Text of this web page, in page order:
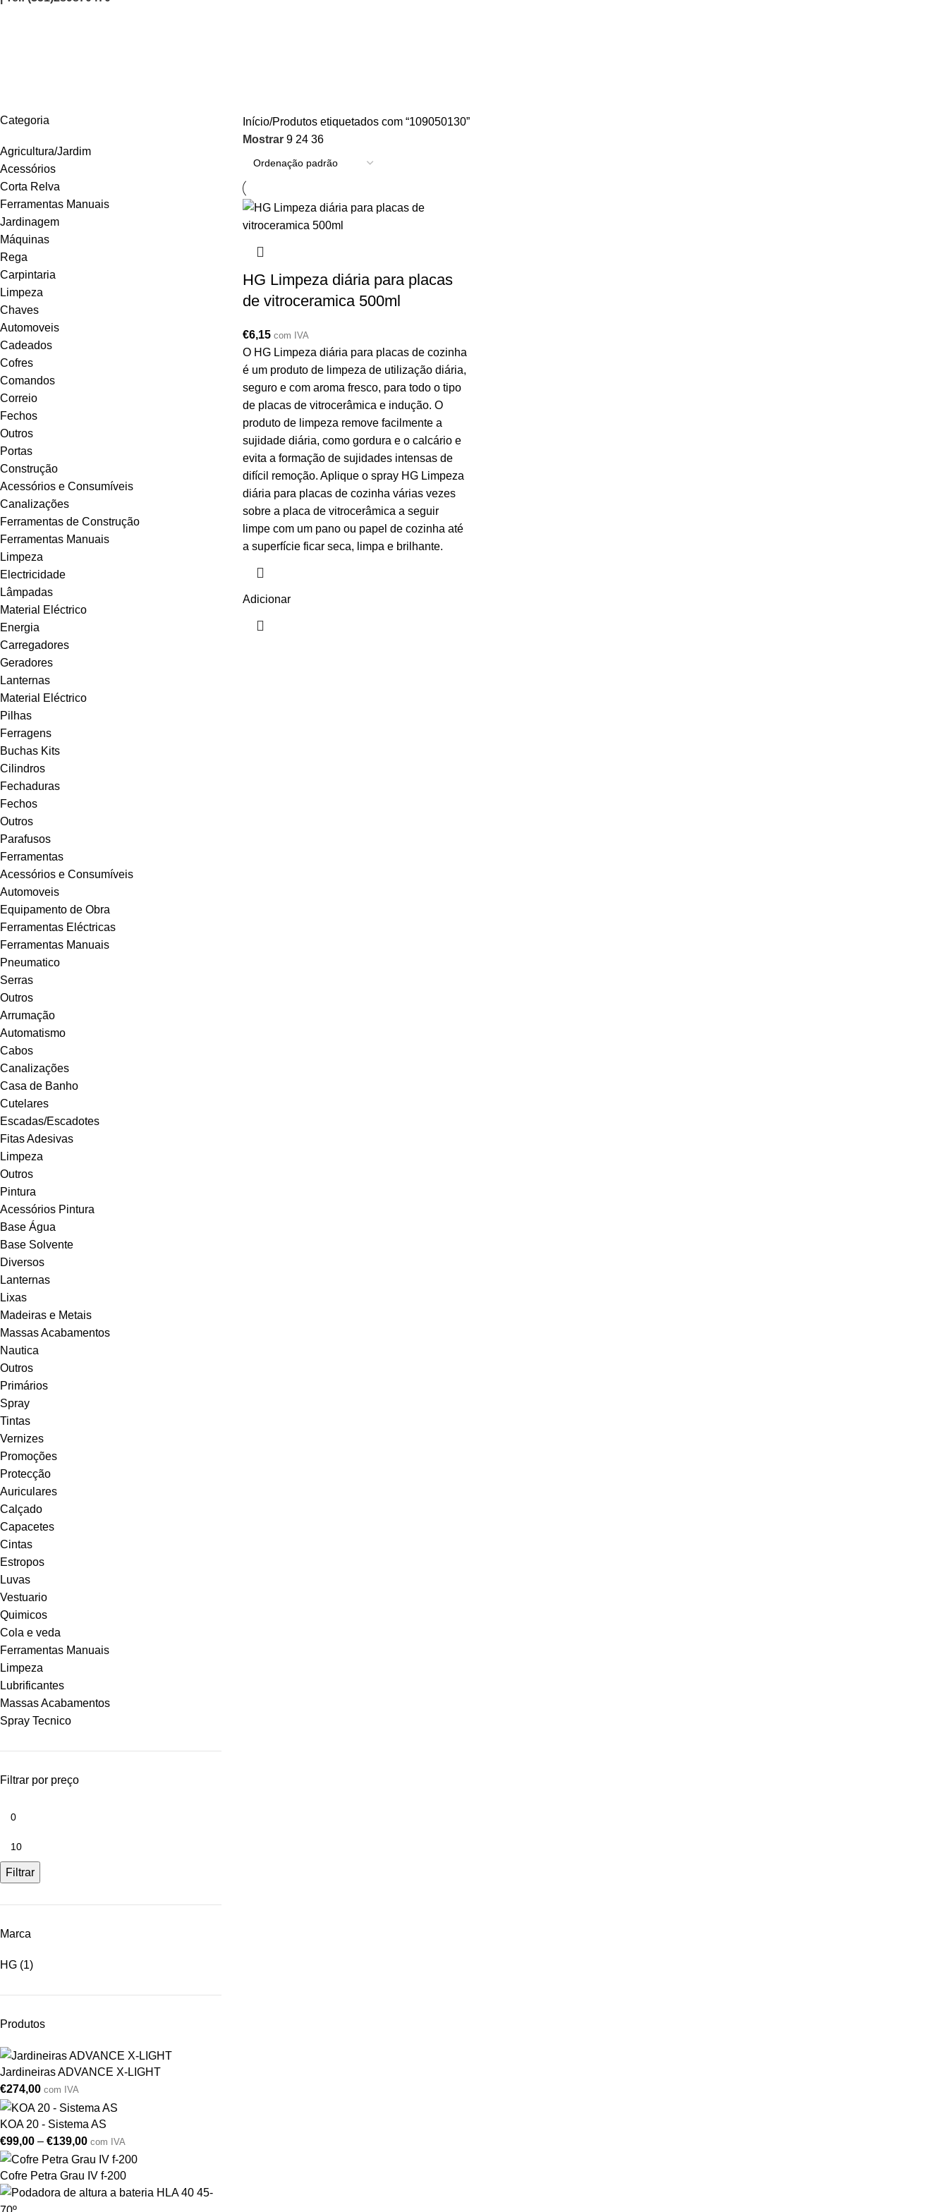
Categoria
Agricultura/Jardim
Acessórios
Corta Relva
Ferramentas Manuais
Jardinagem
Máquinas
Rega
Carpintaria
Limpeza
Chaves
Automoveis
Cadeados
Cofres
Comandos
Correio
Fechos
Outros
Portas
Construção
Acessórios e Consumíveis
Canalizações
Ferramentas de Construção
Ferramentas Manuais
Limpeza
Electricidade
Lâmpadas
Material Eléctrico
Energia
Carregadores
Geradores
Lanternas
Material Eléctrico
Pilhas
Ferragens
Buchas Kits
Cilindros
Fechaduras
Fechos
Outros
Parafusos
Ferramentas
Acessórios e Consumíveis
Automoveis
Equipamento de Obra
Ferramentas Eléctricas
Ferramentas Manuais
Pneumatico
Serras
Outros
Arrumação
Automatismo
Cabos
Canalizações
Casa de Banho
Cutelares
Escadas/Escadotes
Fitas Adesivas
Limpeza
Outros
Pintura
Acessórios Pintura
Base Água
Base Solvente
Diversos
Lanternas
Lixas
Madeiras e Metais
Massas Acabamentos
Nautica
Outros
Primários
Spray
Tintas
Vernizes
Promoções
Protecção
Auriculares
Calçado
Capacetes
Cintas
Estropos
Luvas
Vestuario
Quimicos
Cola e veda
Ferramentas Manuais
Limpeza
Lubrificantes
Massas Acabamentos
Spray Tecnico
Filtrar por preço
Filtrar
Marca
HG (1)
Produtos
Jardineiras ADVANCE X-LIGHT
€274,00 com IVA
KOA 20 - Sistema AS
€99,00 – €139,00 com IVA
Cofre Petra Grau IV f-200
Início Produtos etiquetados com “109050130”
Mostrar 9 24 36
HG Limpeza diária para placas
de vitroceramica 500ml
€6,15 com IVA
O HG Limpeza diária para placas de cozinha
é um produto de limpeza de utilização diária,
seguro e com aroma fresco, para todo o tipo
de placas de vitrocerâmica e indução. O
produto de limpeza remove facilmente a
sujidade diária, como gordura e o calcário e
evita a formação de sujidades intensas de
difícil remoção. Aplique o spray HG Limpeza
diária para placas de cozinha várias vezes
sobre a placa de vitrocerâmica a seguir
limpe com um pano ou papel de cozinha até
a superfície ficar seca, limpa e brilhante.
Adicionar